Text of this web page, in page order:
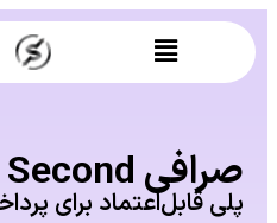
صرافی One Second؛
پلی قابل‌اعتماد برای